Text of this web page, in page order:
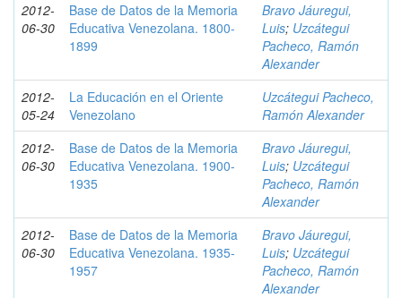
2012-
06-30
Base de Datos de la Memoria
Educativa Venezolana. 1800-
1899
Bravo Jáuregui,
Luis; Uzcátegui
Pacheco, Ramón
Alexander
2012-
05-24
La Educación en el Oriente
Venezolano
Uzcátegui Pacheco,
Ramón Alexander
2012-
06-30
Base de Datos de la Memoria
Educativa Venezolana. 1900-
1935
Bravo Jáuregui,
Luis; Uzcátegui
Pacheco, Ramón
Alexander
2012-
06-30
Base de Datos de la Memoria
Educativa Venezolana. 1935-
1957
Bravo Jáuregui,
Luis; Uzcátegui
Pacheco, Ramón
Alexander